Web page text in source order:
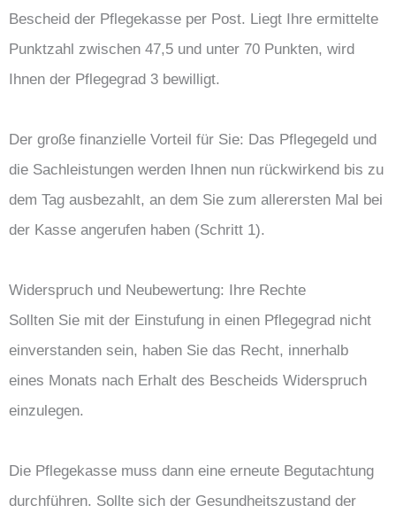
Bescheid der Pflegekasse per Post. Liegt Ihre ermittelte
Punktzahl zwischen 47,5 und unter 70 Punkten, wird
Ihnen der Pflegegrad 3 bewilligt.
Der große finanzielle Vorteil für Sie: Das Pflegegeld und
die Sachleistungen werden Ihnen nun rückwirkend bis zu
dem Tag ausbezahlt, an dem Sie zum allerersten Mal bei
der Kasse angerufen haben (Schritt 1).
Widerspruch und Neubewertung: Ihre Rechte
Sollten Sie mit der Einstufung in einen Pflegegrad nicht
einverstanden sein, haben Sie das Recht, innerhalb
eines Monats nach Erhalt des Bescheids Widerspruch
einzulegen.
Die Pflegekasse muss dann eine erneute Begutachtung
durchführen. Sollte sich der Gesundheitszustand der